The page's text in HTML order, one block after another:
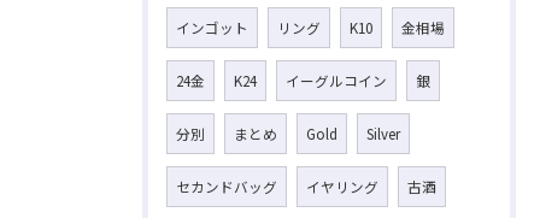
インゴット リング K10 金相場
24金 K24 イーグルコイン 銀
分別 まとめ Gold Silver
セカンドバッグ イヤリング 古酒